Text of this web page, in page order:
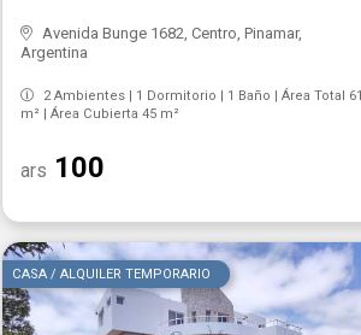
Avenida Bunge 1682, Centro, Pinamar,
Argentina
2 Ambientes | 1 Dormitorio | 1 Baño | Área Total 61
m² | Área Cubierta 45 m²
ars 100
CASA / ALQUILER TEMPORARIO